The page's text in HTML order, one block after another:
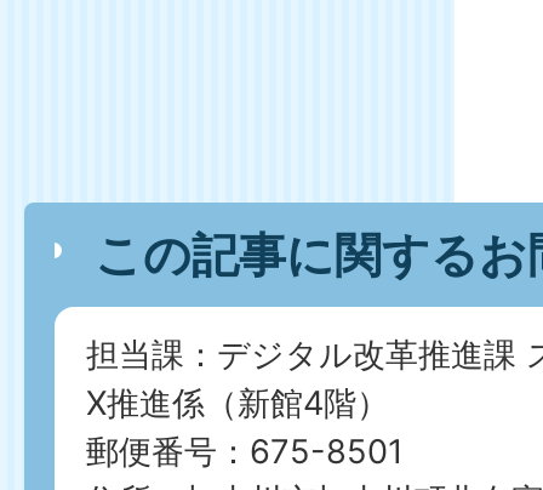
この記事に関する
担当課：デジタル改革推進課
X推進係（新館4階）
郵便番号：675-8501